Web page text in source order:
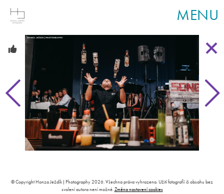
MENU
© Copyright Honza Ježdík | Photography 2026. Všechna práva vyhrazena. Užití fotografií či obsahu bez
svolení autora není možné.Změna nastavení cookies